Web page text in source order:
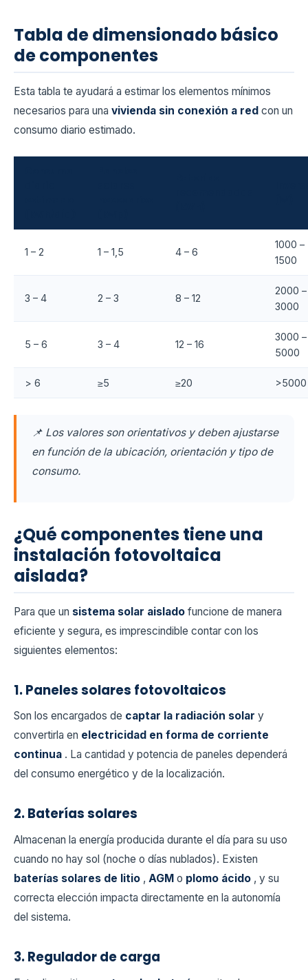
Tabla de dimensionado básico
de componentes
Esta tabla te ayudará a estimar los elementos mínimos
necesarios para una vivienda sin conexión a red con un
consumo diario estimado.
1 – 2 1 – 1,5 4 – 6
1000 –
1500
3 – 4 2 – 3 8 – 12
2000 –
3000
5 – 6 3 – 4 12 – 16
3000 –
5000
> 6 ≥5 ≥20 >5000
📌 Los valores son orientativos y deben ajustarse
en función de la ubicación, orientación y tipo de
consumo.
¿Qué componentes tiene una
instalación fotovoltaica
aislada?
Para que un sistema solar aislado funcione de manera
eficiente y segura, es imprescindible contar con los
siguientes elementos:
1. Paneles solares fotovoltaicos
Son los encargados de captar la radiación solar y
convertirla en electricidad en forma de corriente
continua . La cantidad y potencia de paneles dependerá
del consumo energético y de la localización.
2. Baterías solares
Almacenan la energía producida durante el día para su uso
cuando no hay sol (noche o días nublados). Existen
baterías solares de litio , AGM o plomo ácido , y su
correcta elección impacta directamente en la autonomía
del sistema.
3. Regulador de carga